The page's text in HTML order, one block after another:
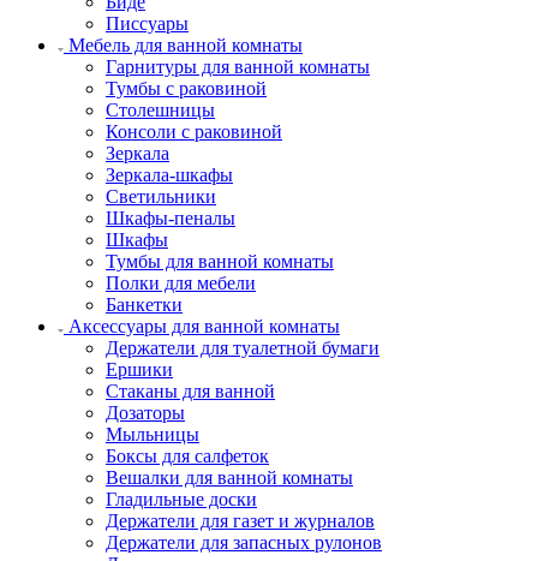
Писсуары
Мебель для ванной комнаты
Гарнитуры для ванной комнаты
Тумбы с раковиной
Столешницы
Консоли с раковиной
Зеркала
Зеркала-шкафы
Светильники
Шкафы-пеналы
Шкафы
Тумбы для ванной комнаты
Полки для мебели
Банкетки
Аксессуары для ванной комнаты
Держатели для туалетной бумаги
Ершики
Стаканы для ванной
Дозаторы
Мыльницы
Боксы для салфеток
Вешалки для ванной комнаты
Гладильные доски
Держатели для газет и журналов
Держатели для запасных рулонов